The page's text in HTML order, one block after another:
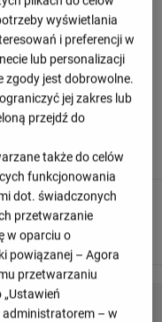
- Sudtirol
meczu.
wyświetlania
i preferencji w
lub personalizacji
zgody jest dobrowolne.
jej zakres lub
przejdź do
także do celów
funkcjonowania
dot. świadczonych
przetwarzanie
w oparciu o
powiązanej – Agora
przetwarzaniu
administratorem – w